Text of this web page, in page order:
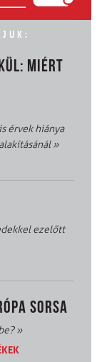
MIÉRT
érvek hiánya
»
ezelőtt
SORSA
»